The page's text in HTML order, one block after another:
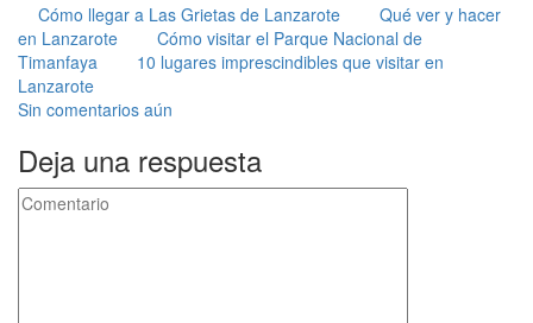
Cómo llegar a Las Grietas de Lanzarote
Qué ver y hacer
en Lanzarote
Cómo visitar el Parque Nacional de
Timanfaya
10 lugares imprescindibles que visitar en
Lanzarote
Sin comentarios aún
Deja una respuesta